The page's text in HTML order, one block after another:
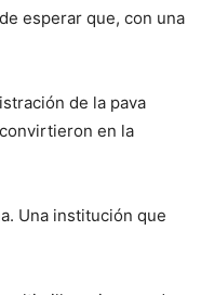
esperar que, con una
de la pava
en la
Una institución que